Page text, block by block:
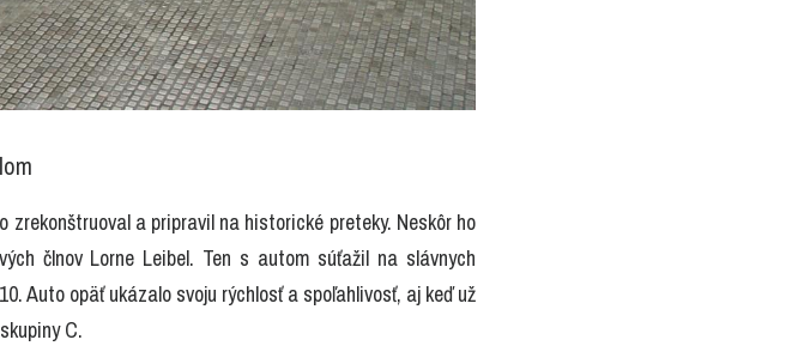
a pripravil na historické preteky. Neskôr ho
člnov Lorne Leibel. Ten s autom súťažil na slávnych
Auto opäť ukázalo svoju rýchlosť a spoľahlivosť, aj keď už
C.